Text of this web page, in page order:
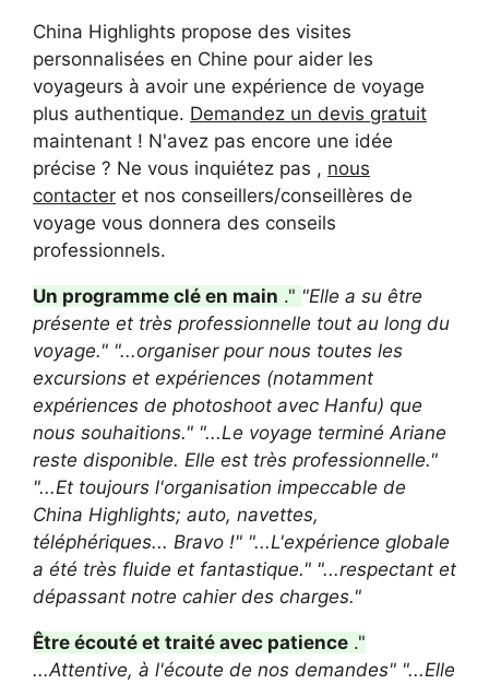
China Highlights propose des visites
personnalisées en Chine pour aider les
voyageurs à avoir une expérience de voyage
plus authentique. Demandez un devis gratuit
maintenant ! N'avez pas encore une idée
précise ? Ne vous inquiétez pas , nous
contacter et nos conseillers/conseillères de
voyage vous donnera des conseils
professionnels.
Un programme clé en main ." "Elle a su être
présente et très professionnelle tout au long du
voyage." "...organiser pour nous toutes les
excursions et expériences (notamment
expériences de photoshoot avec Hanfu) que
nous souhaitions." "...Le voyage terminé Ariane
reste disponible. Elle est très professionnelle."
"...Et toujours l'organisation impeccable de
China Highlights; auto, navettes,
téléphériques... Bravo !" "...L'expérience globale
a été très fluide et fantastique." "...respectant et
dépassant notre cahier des charges."
Être écouté et traité avec patience ."
...Attentive, à l'écoute de nos demandes" "...Elle